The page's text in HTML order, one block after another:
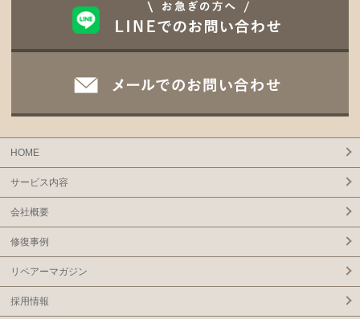
HOME
サービス内容
会社概要
修復事例
リペアーマガジン
採用情報